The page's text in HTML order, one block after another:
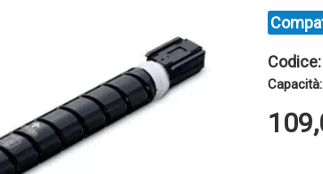
Codice:
Capacità: